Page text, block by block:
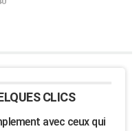
CLICS
avec ceux qui